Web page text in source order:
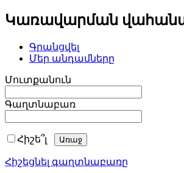
Կառավարման
Գրանցվել
Մեր անդամները
Մուտքանուն
Գաղտնաբառ
Հիշե՞լ
Հիշեցնել գաղտնաբառը